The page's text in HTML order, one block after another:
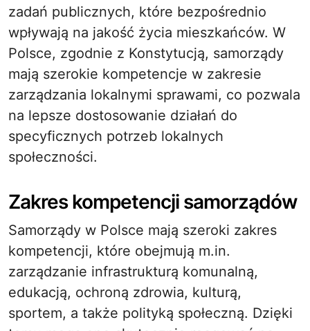
zadań publicznych, które bezpośrednio
wpływają na jakość życia mieszkańców. W
Polsce, zgodnie z Konstytucją, samorządy
mają szerokie kompetencje w zakresie
zarządzania lokalnymi sprawami, co pozwala
na lepsze dostosowanie działań do
specyficznych potrzeb lokalnych
społeczności.
Zakres kompetencji samorządów
Samorządy w Polsce mają szeroki zakres
kompetencji, które obejmują m.in.
zarządzanie infrastrukturą komunalną,
edukacją, ochroną zdrowia, kulturą,
sportem, a także polityką społeczną. Dzięki